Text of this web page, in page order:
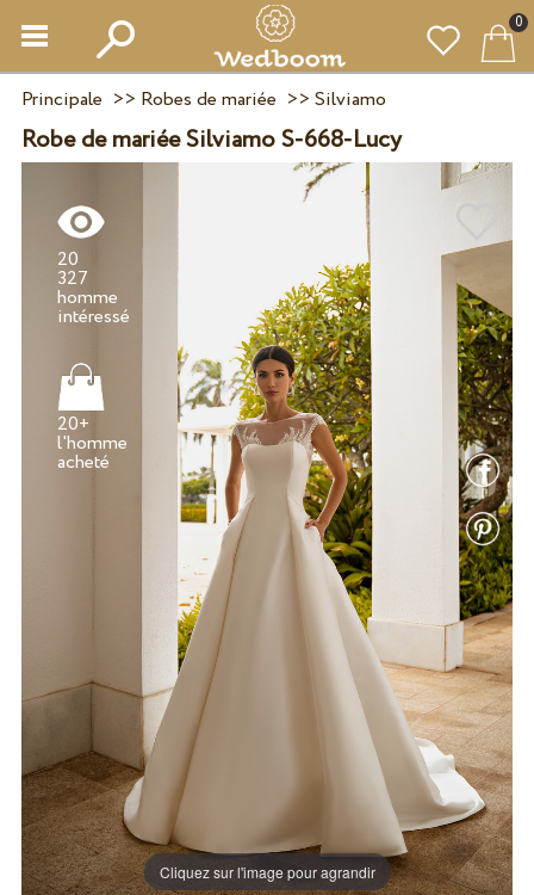
0
Principale >> Robes de mariée >> Silviamo
Robe de mariée Silviamo S-668-Lucy
Cliquez sur l'image pour agrandir
20
327
homme
20+
l'homme